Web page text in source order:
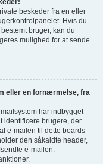
beskeder fra en eller
Hvis du
bruger, kan du
mulighed for at sende
eller en fornærmelse, fra
har indbygget
identificere brugere, der
e-mailen til dette boards
den såkaldte header,
e-mailen.